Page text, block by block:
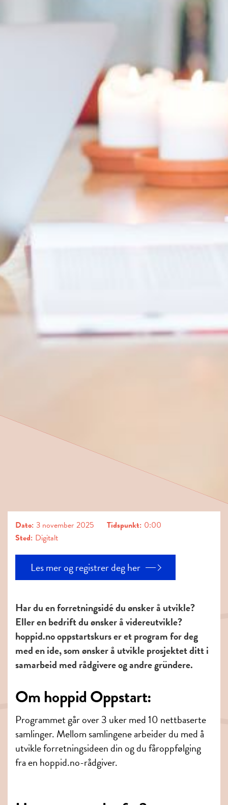
Dato: 3 november 2025 Tidspunkt: 0:00
Sted: Digitalt
Les mer og registrer deg her
Har du en forretningsidé du ønsker å utvikle?
Eller en bedrift du ønsker å videreutvikle?
hoppid.no oppstartskurs er et program for deg
med en ide, som ønsker å utvikle prosjektet ditt i
samarbeid med rådgivere og andre gründere.
Om hoppid Oppstart:
Programmet går over 3 uker med 10 nettbaserte
samlinger. Mellom samlingene arbeider du med å
utvikle forretningsideen din og du fåroppfølging
fra en hoppid.no-rådgiver.